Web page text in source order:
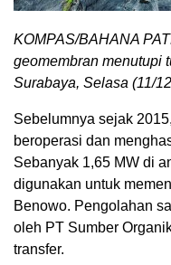
KOMPAS/BAHANA
geomembran menutupi
Surabaya, Selasa (11/
Sebelumnya sejak
beroperasi dan
Sebanyak 1,65 MW di
digunakan untuk
Benowo. Pengolahan
oleh PT Sumber
transfer.